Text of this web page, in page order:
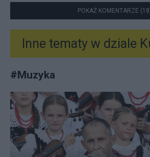
POKAŻ KOMENTARZE
Inne tematy w dziale
#Muzyka